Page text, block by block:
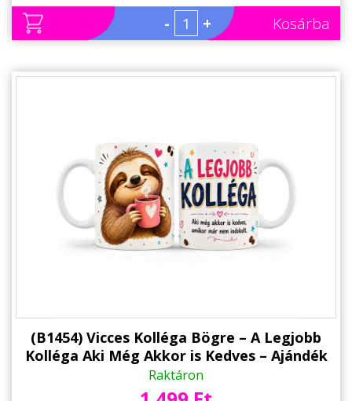
- + Kosárba
(B1454) Vicces Kolléga Bögre – A Legjobb
Kolléga Aki Még Akkor is Kedves – Ajándék
Kollégának Kávés Lajhárral
Raktáron